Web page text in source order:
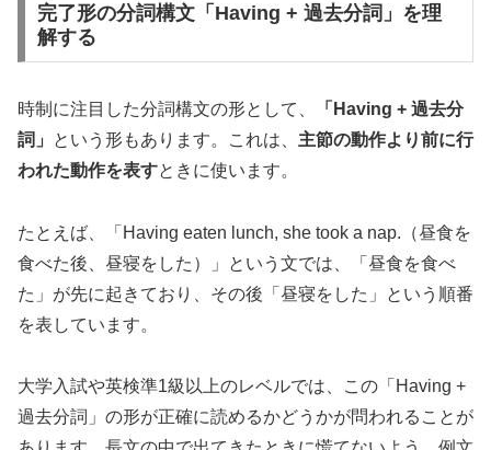
完了形の分詞構文「Having + 過去分詞」を理
解する
時制に注目した分詞構文の形として、
「Having + 過去分
詞」
という形もあります。これは、 主節の動作より前に行
われた動作を表すときに使います。
たとえば、「Having eaten lunch, she took a nap.（昼食を
食べた後、昼寝をした）」という文では、「昼食を食べ
た」が先に起きており、その後「昼寝をした」という順番
を表しています。
大学入試や英検準1級以上のレベルでは、この「Having +
過去分詞」の形が正確に読めるかどうかが問われることが